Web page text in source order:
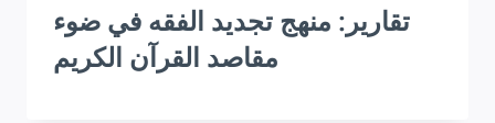
تقارير: منهج تجديد الفقه في ضوء
مقاصد القرآن الكريم